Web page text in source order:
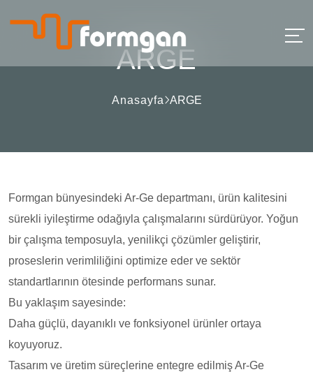
ARGE
Anasayfa ARGE
Formgan bünyesindeki Ar-Ge departmanı, ürün kalitesini
sürekli iyileştirme odağıyla çalışmalarını sürdürüyor. Yoğun
bir çalışma temposuyla, yenilikçi çözümler geliştirir,
proseslerin verimliliğini optimize eder ve sektör
standartlarının ötesinde performans sunar.
Bu yaklaşım sayesinde:
Daha güçlü, dayanıklı ve fonksiyonel ürünler ortaya
koyuyoruz.
Tasarım ve üretim süreçlerine entegre edilmiş Ar-Ge